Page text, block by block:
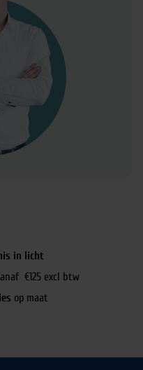
in licht
€125 excl btw
op maat